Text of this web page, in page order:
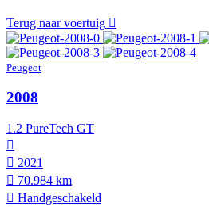
Terug naar voertuig
Peugeot
2008
1.2 PureTech GT
2021
70.984 km
Hand­geschakeld